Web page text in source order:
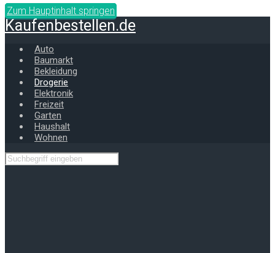
Zum Hauptinhalt springen
Kaufenbestellen.de
Auto
Baumarkt
Bekleidung
Drogerie
Elektronik
Freizeit
Garten
Haushalt
Wohnen